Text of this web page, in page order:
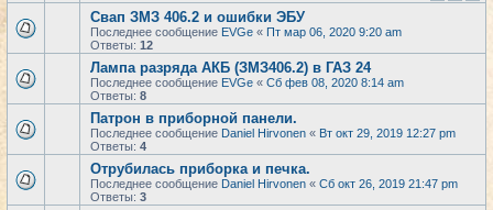
Свап ЗМЗ 406.2 и ошибки ЭБУ
Последнее сообщение EVGe « Пт мар 06, 2020 9:20 am
Ответы: 12
Лампа разряда АКБ (ЗМЗ406.2) в ГАЗ 24
Последнее сообщение EVGe « Сб фев 08, 2020 8:14 am
Ответы: 8
Патрон в приборной панели.
Последнее сообщение Daniel Hirvonen « Вт окт 29, 2019 12:27 pm
Ответы: 4
Отрубилась приборка и печка.
Последнее сообщение Daniel Hirvonen « Сб окт 26, 2019 21:47 pm
Ответы: 3